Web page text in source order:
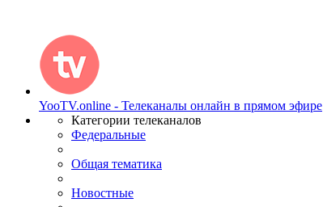
YooTV.online - Телеканалы онлайн в прямом эфире
Категории телеканалов
Федеральные
Общая тематика
Новостные